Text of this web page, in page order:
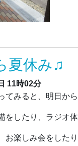
夏休み♫
11時02分
てみると、明日か
をしたり、ラジオ
お楽しみ会をした